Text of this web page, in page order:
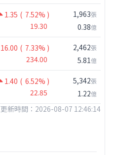
1.35 ( 7.52% )
19.30
1,963張
0.38億
16.00 ( 7.33% )
234.00
2,462張
5.81億
1.40 ( 6.52% )
22.85
5,342張
1.22億
更新時間：2026-08-07 12:46:14